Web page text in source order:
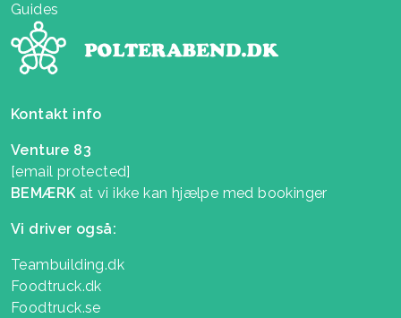
Guides
Kontakt info
Venture 83
[email protected]
BEMÆRK at vi ikke kan hjælpe med bookinger
Vi driver også:
Teambuilding.dk
Foodtruck.dk
Foodtruck.se